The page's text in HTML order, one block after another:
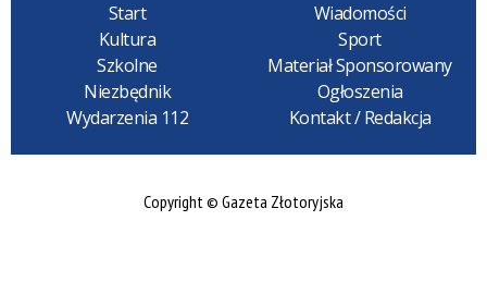
Start
Wiadomości
Kultura
Sport
Szkolne
Materiał Sponsorowany
Niezbędnik
Ogłoszenia
Wydarzenia 112
Kontakt / Redakcja
Copyright © Gazeta Złotoryjska